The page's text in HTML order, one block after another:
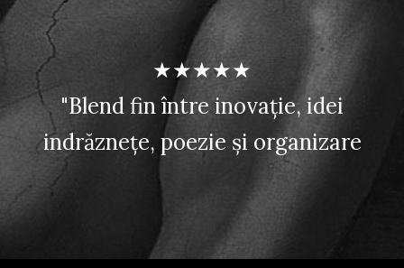
★★★★★
"Blend fin între inovație, idei
indrăznețe, poezie și organizare